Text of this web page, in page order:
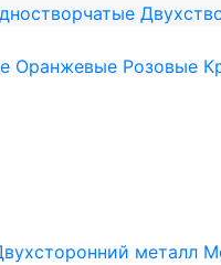
Оранжевые Розовые
металл